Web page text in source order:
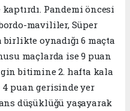
Pandemi öncesi
mavililer, Süper
oynadığı 6 maçta
maçlarda ise 9 puan
bitimine 2. hafta kala
puan gerisinde yer
düşüklüğü yaşayarak